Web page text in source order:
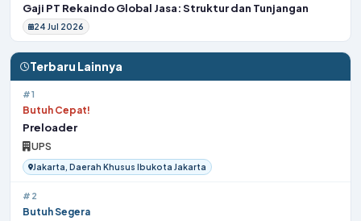
Gaji PT Rekaindo Global Jasa: Struktur dan Tunjangan
24 Jul 2026
Terbaru Lainnya
#1
Butuh Cepat!
Preloader
UPS
Jakarta, Daerah Khusus Ibukota Jakarta
#2
Butuh Segera